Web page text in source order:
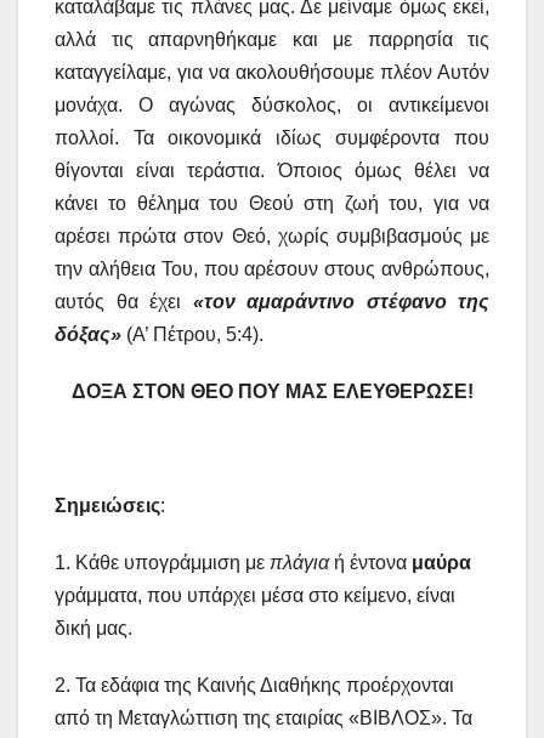
καταλάβαμε τις πλάνες μας. Δε μείναμε όμως εκεί,
αλλά τις απαρνηθήκαμε και με παρρησία τις
καταγγείλαμε, για να ακολουθήσουμε πλέον Αυτόν
μονάχα. Ο αγώνας δύσκολος, οι αντικείμενοι
πολλοί. Τα οικονομικά ιδίως συμφέροντα που
θίγονται είναι τεράστια. Όποιος όμως θέλει να
κάνει το θέλημα του Θεού στη ζωή του, για να
αρέσει πρώτα στον Θεό, χωρίς συμβιβασμούς με
την αλήθεια Του, που αρέσουν στους ανθρώπους,
αυτός θα έχει «τον αμαράντινο στέφανο της
δόξας» (Α’ Πέτρου, 5:4).
ΔΟΞΑ ΣΤΟΝ ΘΕΟ ΠΟΥ ΜΑΣ ΕΛΕΥΘΕΡΩΣΕ!
Σημειώσεις:
1. Κάθε υπογράμμιση με πλάγια ή έντονα μαύρα
γράμματα, που υπάρχει μέσα στο κείμενο, είναι
δική μας.
2. Τα εδάφια της Καινής Διαθήκης προέρχονται
από τη Μεταγλώττιση της εταιρίας «ΒΙΒΛΟΣ». Τα